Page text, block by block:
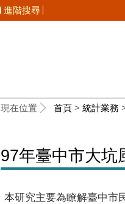
進階搜尋
現在位置 首頁 > 統計業務
97年臺中市大坑
本研究主要為瞭解臺中市